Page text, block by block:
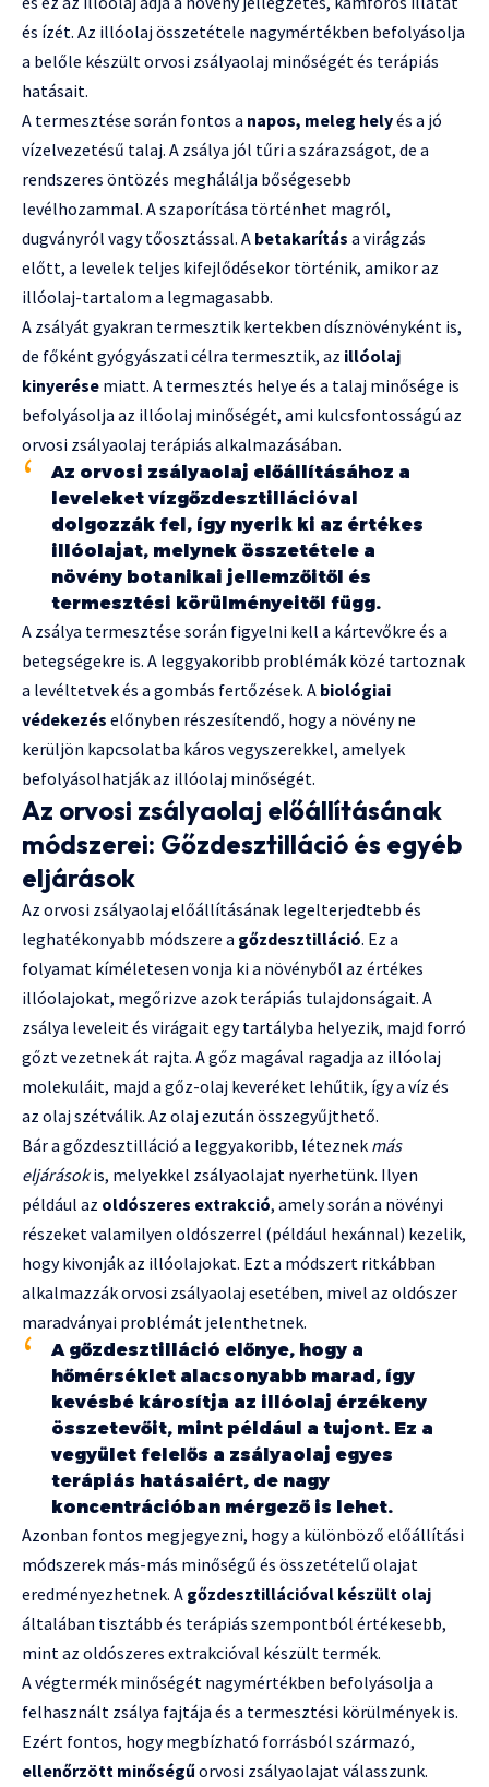
és ízét. Az illóolaj összetétele nagymértékben befolyásolja
a belőle készült orvosi zsályaolaj minőségét és terápiás
hatásait.
A termesztése során fontos a napos, meleg helyés a jó
vízelvezetésű talaj. A zsálya jól tűri a szárazságot, de a
rendszeres öntözés meghálálja bőségesebb
levélhozammal. A szaporítása történhet magról,
dugványról vagy tőosztással. A betakarítás a virágzás
előtt, a levelek teljes kifejlődésekor történik, amikor az
illóolaj-tartalom a legmagasabb.
A zsályát gyakran termesztik kertekben dísznövényként is,
de főként gyógyászati célra termesztik, az illóolaj
kinyerése miatt. A termesztés helye és a talaj minősége is
befolyásolja az illóolaj minőségét, ami kulcsfontosságú az
orvosi zsályaolaj terápiás alkalmazásában.
Az orvosi zsályaolaj előállításához a
leveleket vízgőzdesztillációval
dolgozzák fel, így nyerik ki az értékes
illóolajat, melynek összetétele a
növény botanikai jellemzőitől és
termesztési körülményeitől függ.
A zsálya termesztése során figyelni kell a kártevőkre és a
betegségekre is. A leggyakoribb problémák közé tartoznak
a levéltetvek és a gombás fertőzések. A biológiai
védekezés előnyben részesítendő, hogy a növény ne
kerüljön kapcsolatba káros vegyszerekkel, amelyek
befolyásolhatják az illóolaj minőségét.
Az orvosi zsályaolaj előállításának
módszerei: Gőzdesztilláció és egyéb
eljárások
Az orvosi zsályaolaj előállításának legelterjedtebb és
leghatékonyabb módszere a gőzdesztilláció. Ez a
folyamat kíméletesen vonja ki a növényből az értékes
illóolajokat, megőrizve azok terápiás tulajdonságait. A
zsálya leveleit és virágait egy tartályba helyezik, majd forró
gőzt vezetnek át rajta. A gőz magával ragadja az illóolaj
molekuláit, majd a gőz-olaj keveréket lehűtik, így a víz és
az olaj szétválik. Az olaj ezután összegyűjthető.
Bár a gőzdesztilláció a leggyakoribb, léteznek más
eljárásokis, melyekkel zsályaolajat nyerhetünk. Ilyen
például az oldószeres extrakció, amely során a növényi
részeket valamilyen oldószerrel (például hexánnal) kezelik,
hogy kivonják az illóolajokat. Ezt a módszert ritkábban
alkalmazzák orvosi zsályaolaj esetében, mivel az oldószer
maradványai problémát jelenthetnek.
A gőzdesztilláció előnye, hogy a
hőmérséklet alacsonyabb marad, így
kevésbé károsítja az illóolaj érzékeny
összetevőit, mint például a tujont. Ez a
vegyület felelős a zsályaolaj egyes
terápiás hatásaiért, de nagy
koncentrációban mérgező is lehet.
Azonban fontos megjegyezni, hogy a különböző előállítási
módszerek más-más minőségű és összetételű olajat
eredményezhetnek. A gőzdesztillációval készült olaj
általában tisztább és terápiás szempontból értékesebb,
mint az oldószeres extrakcióval készült termék.
A végtermék minőségét nagymértékben befolyásolja a
felhasznált zsálya fajtája és a termesztési körülmények is.
Ezért fontos, hogy megbízható forrásból származó,
ellenőrzött minőségűorvosi zsályaolajat válasszunk.